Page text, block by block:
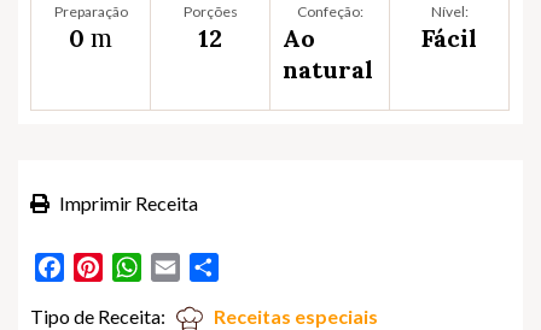
Preparação
0 m
Porções
12
Confeção:
Ao
natural
Nível:
Fácil
Imprimir Receita
FacebookPinterestWhatsApp
Email
Tipo de Receita: Receitas especiais